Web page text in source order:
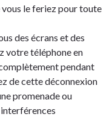
le feriez pour toute
des écrans et des
votre téléphone en
pendant
de cette déconnexion
promenade ou